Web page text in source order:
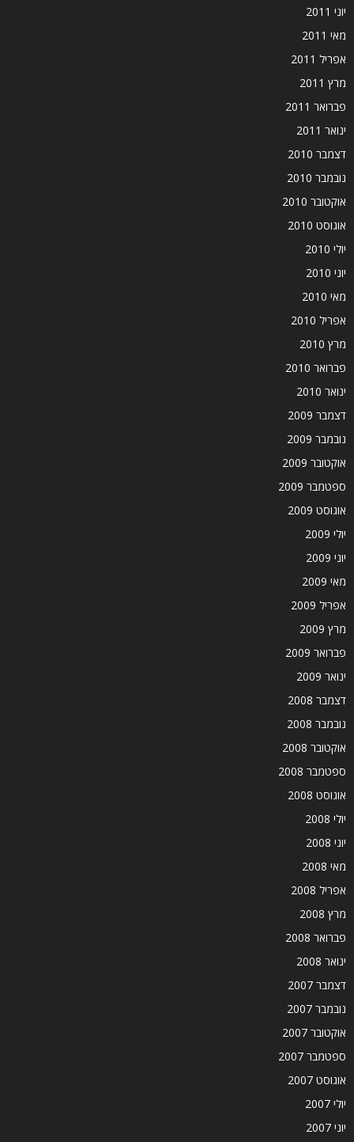
יוני 2011
מאי 2011
אפריל 2011
מרץ 2011
פברואר 2011
ינואר 2011
דצמבר 2010
נובמבר 2010
אוקטובר 2010
אוגוסט 2010
יולי 2010
יוני 2010
מאי 2010
אפריל 2010
מרץ 2010
פברואר 2010
ינואר 2010
דצמבר 2009
נובמבר 2009
אוקטובר 2009
ספטמבר 2009
אוגוסט 2009
יולי 2009
יוני 2009
מאי 2009
אפריל 2009
מרץ 2009
פברואר 2009
ינואר 2009
דצמבר 2008
נובמבר 2008
אוקטובר 2008
ספטמבר 2008
אוגוסט 2008
יולי 2008
יוני 2008
מאי 2008
אפריל 2008
מרץ 2008
פברואר 2008
ינואר 2008
דצמבר 2007
נובמבר 2007
אוקטובר 2007
ספטמבר 2007
אוגוסט 2007
יולי 2007
יוני 2007